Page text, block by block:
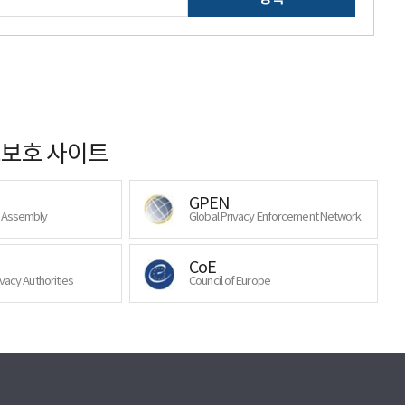
호 사이트
GPEN
Global Privacy Enforcement Network
Authorities
CoE
Council of Europe